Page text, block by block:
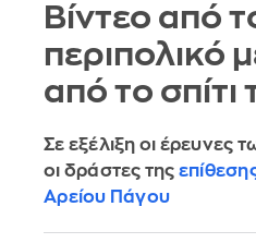
Βίντεο από
περιπολικό
από το
Σε εξέλιξη οι έρευνες
οι δράστες της
Αρείου Πάγου